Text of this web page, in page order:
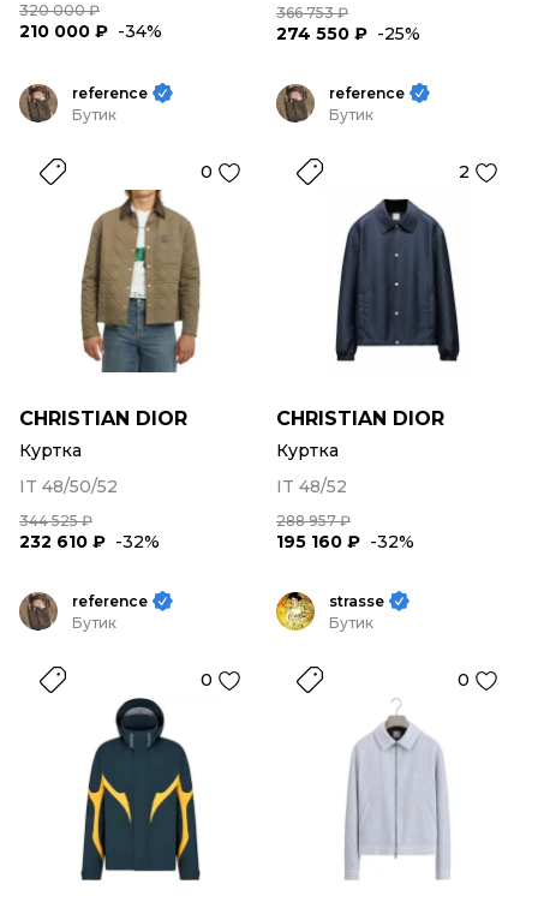
320 000 ₽
210 000 ₽ -34%
366 753 ₽
274 550 ₽ -25%
reference
Бутик
0
CHRISTIAN DIOR
Куртка
IT 48/50/52
344 525 ₽
232 610 ₽ -32%
reference
Бутик
2
CHRISTIAN DIOR
Куртка
IT 48/52
288 957 ₽
195 160 ₽ -32%
reference
Бутик
0
strasse
Бутик
0